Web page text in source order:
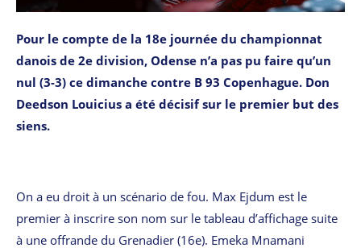
Pour le compte de la 18e journée du championnat
danois de 2e division, Odense n’a pas pu faire qu’un
nul (3-3) ce dimanche contre B 93 Copenhague. Don
Deedson Louicius a été décisif sur le premier but des
siens.
On a eu droit à un scénario de fou. Max Ejdum est le
premier à inscrire son nom sur le tableau d’affichage suite
à une offrande du Grenadier (16e). Emeka Mnamani